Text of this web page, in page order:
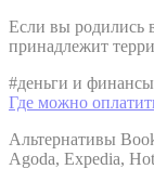
Если вы родились
принадлежит
#деньги и финансы
Где можно
Альтернативы
Agoda, Expedia,